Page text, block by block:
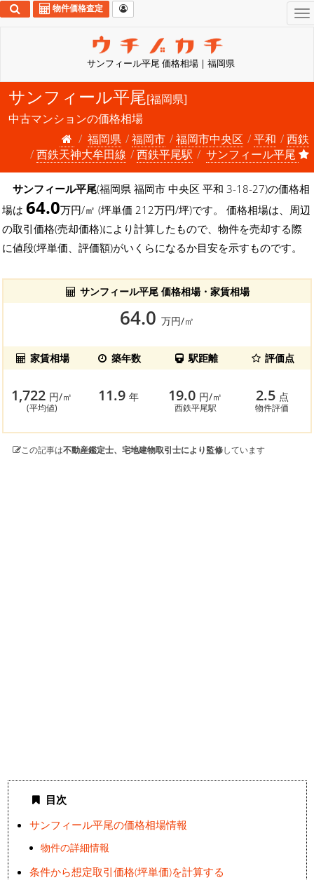
サンフィール平尾 価格相場 | 福岡県
物件価格査定
サンフィール平尾[福岡県]
中古マンションの価格相場
福岡県
福岡市 福岡市中央区 平和
西鉄
西鉄天神大牟田線
西鉄平尾駅 サンフィール平尾
サンフィール平尾(福岡県 福岡市 中央区 平和 3-18-27)の価格相
場は 64.0万円/㎡ (坪単価 212万円/坪)です。 価格相場は、周辺
の取引価格(売却価格)により計算したもので、物件を売却する際
に値段(坪単価、評価額)がいくらになるか目安を示すものです。
サンフィール平尾 価格相場・家賃相場
64.0 万円/㎡
家賃相場 築年数 駅距離 評価点
1,722 円/㎡
(平均値)
11.9年 19.0 円/㎡
西鉄平尾駅
2.5 点
物件評価
この記事は不動産鑑定士、宅地建物取引士により監修しています
目次
サンフィール平尾の価格相場情報
物件の詳細情報
条件から想定取引価格(坪単価)を計算する